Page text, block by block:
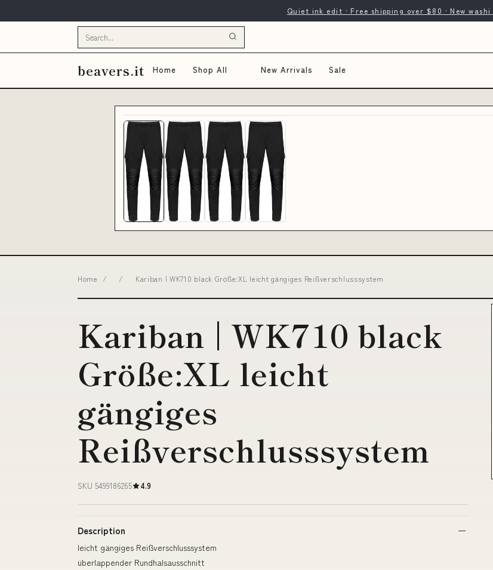
Quiet ink edit · Free shipping over $80 · New washi
beavers.it Home Shop All New Arrivals Sale
Home / / Kariban | WK710 black Größe:XL leicht gängiges Reißverschlusssystem
Kariban | WK710 black
Größe:XL leicht
gängiges
Reißverschlusssystem
SKU 5499186265 4.9
Description
leicht gängiges Reißverschlusssystem
überlappender Rundhalsausschnitt